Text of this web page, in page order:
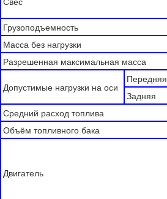
Грузоподъемность
Масса без нагрузки
Разрешенная максимальная масса
Допустимые нагрузки на оси
Передняя
Задняя
Средний расход топлива
Объём топливного бака
Двигатель